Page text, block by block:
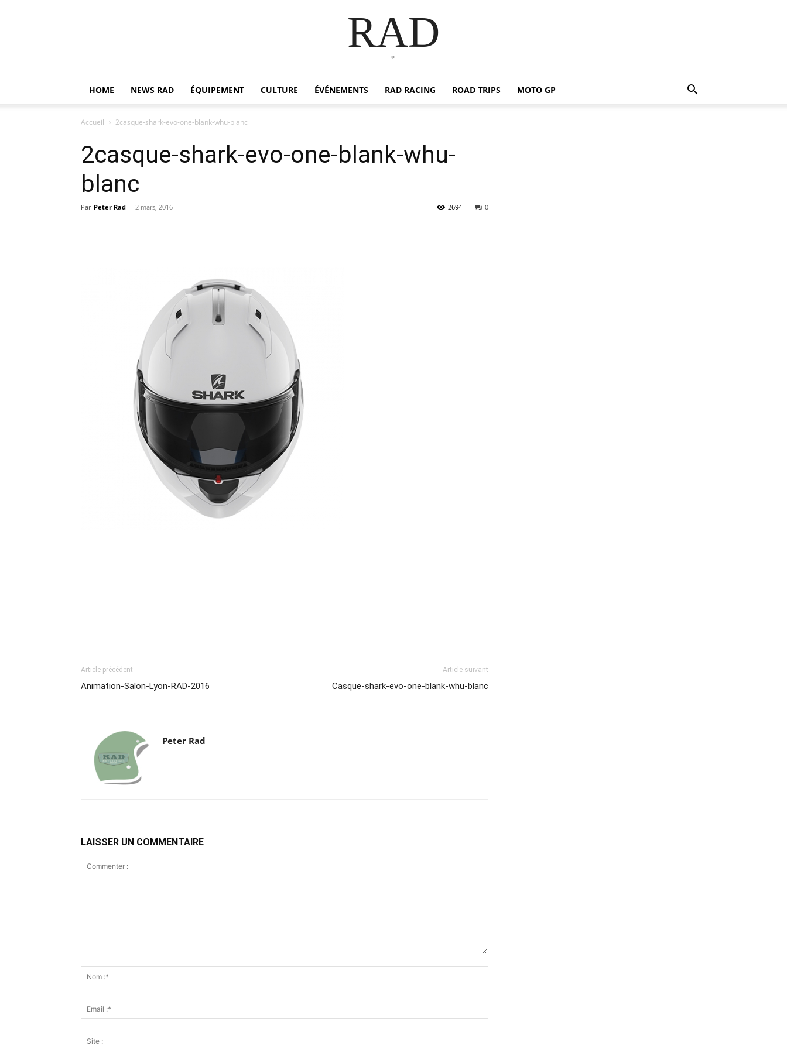
RAD
*
HOME NEWS RAD ÉQUIPEMENT CULTURE ÉVÉNEMENTS RAD RACING ROAD TRIPS MOTO GP
Accueil 2casque-shark-evo-one-blank-whu-blanc
2casque-shark-evo-one-blank-whu-
blanc
Par Peter Rad - 2 mars, 2016 0
2694
Article précédent
Animation-Salon-Lyon-RAD-2016
Article suivant
Casque-shark-evo-one-blank-whu-blanc
Peter Rad
LAISSER UN COMMENTAIRE